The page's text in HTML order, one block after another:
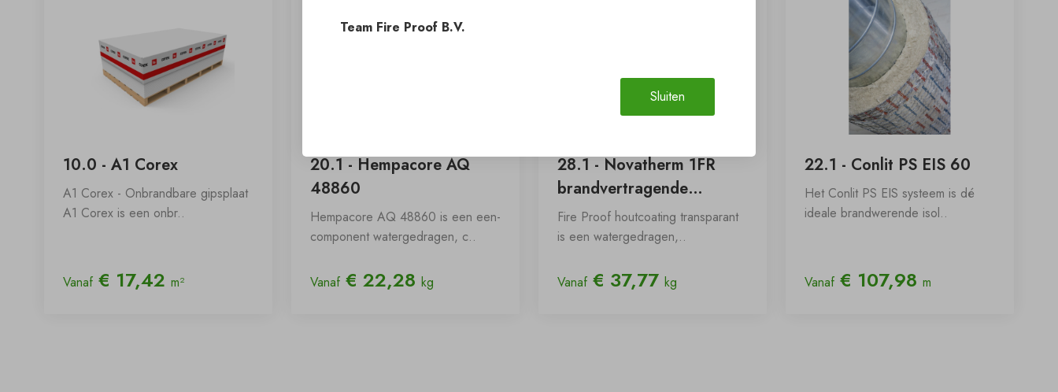
10.0 - A1 Corex
A1 Corex - Onbrandbare gipsplaat
A1 Corex is een onbr..
Vanaf € 17,42 m²
20.1 - Hempacore AQ
48860
Hempacore AQ 48860 is een een-
component watergedragen, c..
Vanaf € 22,28 kg
28.1 - Novatherm 1FR
brandvertragende
houtcoating
Fire Proof houtcoating transparant
is een watergedragen,..
Vanaf € 37,77 kg
22.1 - Conlit PS EIS 60
Het Conlit PS EIS systeem is dé
ideale brandwerende isol..
Vanaf € 107,98 m
Team Fire Proof B.V.
Sluiten